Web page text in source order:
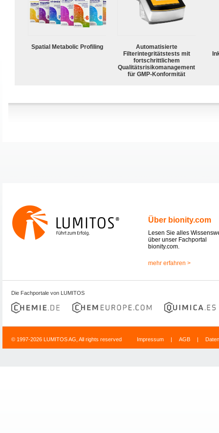
Spatial Metabolic Profiling
Automatisierte
Filterintegritätstests mit
fortschrittlichem
Qualitätsrisikomanagement
für GMP-Konformität
Über bionity.com
Lesen Sie alles
über unser Fachportal
bionity.com.
mehr erfahren >
Die Fachportale von LUMITOS
© 1997-2026 LUMITOS AG, All rights reserved Impressum | AGB |